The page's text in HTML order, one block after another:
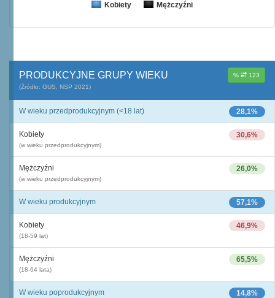
Kobiety Mężczyźni
% 123
PRODUKCYJNE GRUPY WIEKU
(Źródło: GUS, NSP 2021)
28,1%
W wieku przedprodukcyjnym (<18 lat)
30,6%
Kobiety
(w wieku przedprodukcyjnym)
26,0%
Mężczyźni
(w wieku przedprodukcyjnym)
57,1%
W wieku produkcyjnym
46,9%
Kobiety
(18-59 lat)
65,5%
Mężczyźni
(18-64 lata)
14,8%
W wieku poprodukcyjnym